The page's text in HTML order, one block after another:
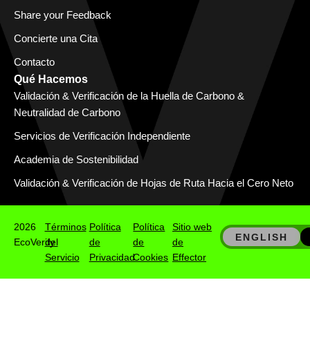
Share your Feedback
Concierte una Cita
Contacto
Qué Hacemos
Validación & Verificación de la Huella de Carbono &
Neutralidad de Carbono
Servicios de Verificación Independiente
Academia de Sostenibilidad
Validación & Verificación de Hojas de Ruta Hacia el Cero Neto
2026
EcoVerify
Términos
del
Servicio
Política
de
Privacidad
Política
de
Cookies
Sitio web
de
Effector
ENGLISH